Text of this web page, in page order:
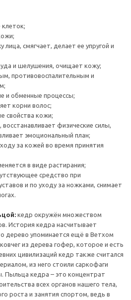
смягчает, делает ее упругой и
и шелушения, очищает кожу;
противовоспалительным и
и обменные процессы;
корни волос;
свойства кожи;
физические силы,
эмоциональный план;
за кожей во время принятия
в виде растирания;
средство при
и по уходу за ножками, снимает
кедр окружён множеством
История кедра насчитывает
дерево упоминается ещё в Ветхом
из дерева гофер, которое и есть
цивилизаций кедр также считался
из него стоили саркофаги
кедра – это концентрат
всех органов нашего тела,
роста и занятия спортом, ведь в